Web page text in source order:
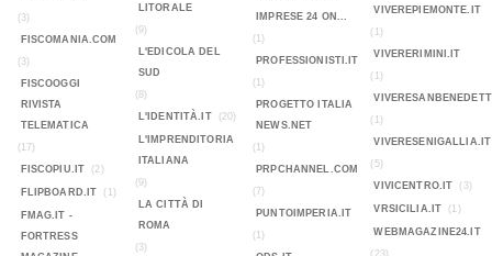
(3)
FISCOMANIA.COM
(3)
FISCOOGGI
RIVISTA
TELEMATICA
(17)
FISCOPIU.IT
(2)
FLIPBOARD.IT (1)
FMAG.IT -
FORTRESS
LITORALE
(9)
L'EDICOLA DEL
SUD
(8)
L'IDENTITÀ.IT
(20)
L'IMPRENDITORIA
ITALIANA
(9)
LA CITTÀ DI
ROMA
(3)
IMPRESE 24 ON...
(1)
PROFESSIONISTI.IT
(1)
PROGETTO ITALIA
NEWS.NET
(1)
PRPCHANNEL.COM
(7)
PUNTOIMPERIA.IT
(1)
VIVEREPIEMONTE.IT
(1)
VIVERERIMINI.IT
(1)
(1)
VIVERESENIGALLIA.IT
(5)
VIVICENTRO.IT
(3)
VRSICILIA.IT (1)
WEBMAGAZINE24.IT